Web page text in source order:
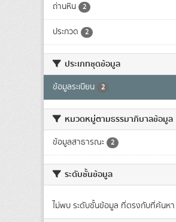
ถ่านหิน 2
ประกวด 2
ประเภทชุดข้อมูล
ข้อมูลระเบียน 2
หมวดหมู่ตามธรรมาภิบาลข้อมูล
ข้อมูลสาธารณะ 2
ระดับชั้นข้อมูล
ไม่พบ ระดับชั้นข้อมูล ที่ตรงกับที่ค้นหา